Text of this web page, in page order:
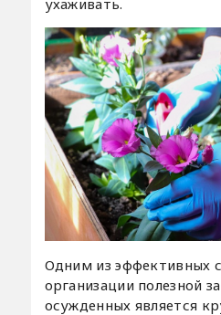
Одним из эффективных
организации полезной
осужденных является